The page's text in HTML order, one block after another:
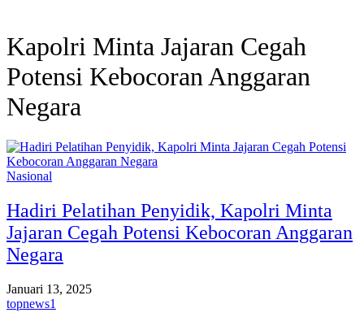
Kapolri Minta Jajaran Cegah
Potensi Kebocoran Anggaran
Negara
Nasional
Hadiri Pelatihan Penyidik, Kapolri Minta
Jajaran Cegah Potensi Kebocoran Anggaran
Negara
Januari 13, 2025
topnews1